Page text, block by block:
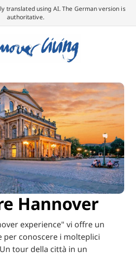
translated using AI. The German version is
authoritative.
Hannover
experience" vi offre un
per conoscere i molteplici
tour della città in un